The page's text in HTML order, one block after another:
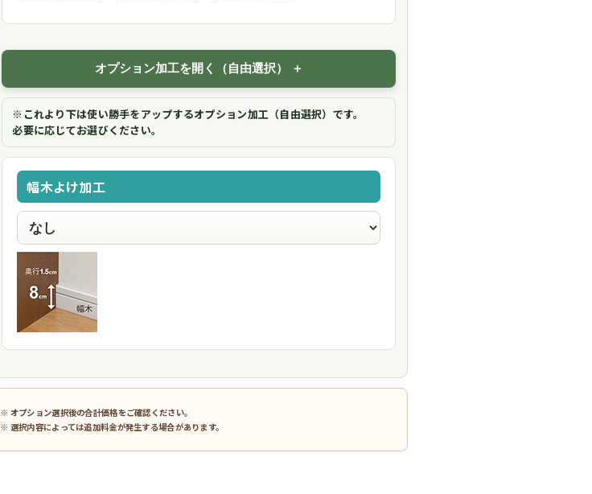
オプション加工を開く（自由選択）
※これより下は使い勝手をアップするオプション加工（自由選択）です。
必要に応じてお選びください。
幅木よけ加工
※ オプション選択後の合計価格をご確認ください。
※ 選択内容によっては追加料金が発生する場合があります。